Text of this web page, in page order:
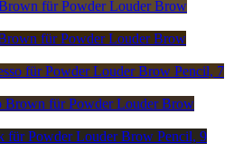
für Powder Louder Brow
für Powder Louder Brow
für Powder Louder Brow Pencil, 7
Brown für Powder Louder Brow
für Powder Louder Brow Pencil, 9